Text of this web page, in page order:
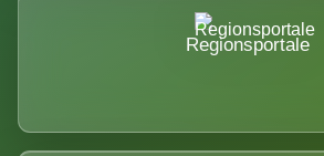
Regionsportale